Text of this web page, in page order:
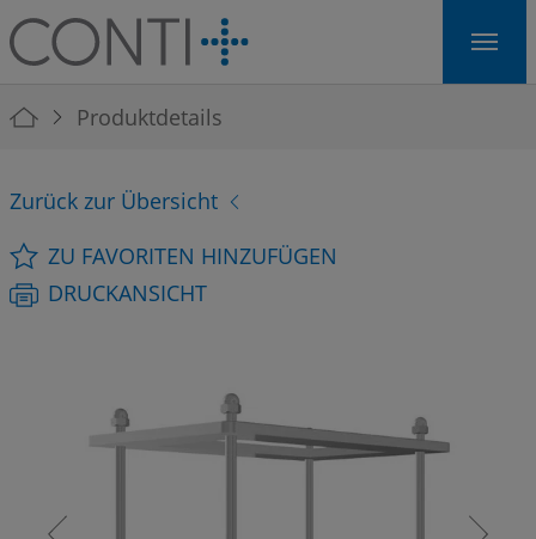
Skip to main navigation
Skip to main content
Skip to page footer
You are here:
Produktdetails
Zurück zur Übersicht
ZU FAVORITEN HINZUFÜGEN
DRUCKANSICHT